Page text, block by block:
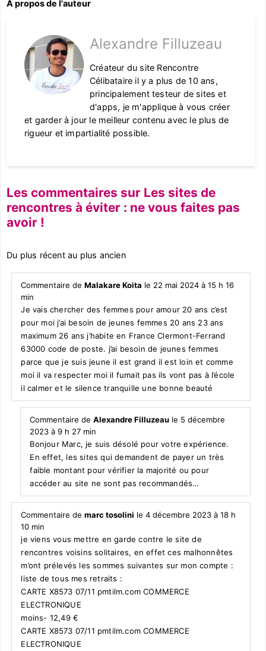
A propos de l'auteur
Alexandre Filluzeau
Créateur du site Rencontre
Célibataire il y a plus de 10 ans,
principalement testeur de sites et
d'apps, je m'applique à vous créer
et garder à jour le meilleur contenu avec le plus de
rigueur et impartialité possible.
Les commentaires sur Les sites de
rencontres à éviter : ne vous faites pas
avoir !
Du plus récent au plus ancien
Commentaire deMalakare Koita le 22 mai 2024 à 15 h 16
min
Je vais chercher des femmes pour amour 20 ans c’est
pour moi j’ai besoin de jeunes femmes 20 ans 23 ans
maximum 26 ans j’habite en France Clermont-Ferrand
63000 code de poste. j’ai besoin de jeunes femmes
parce que je suis jeune il est grand il est loin et comme
moi il va respecter moi il fumait pas ils vont pas à l’école
il calmer et le silence tranquille une bonne beauté
Commentaire deAlexandre Filluzeau le 5 décembre
2023 à 9 h 27 min
Bonjour Marc, je suis désolé pour votre expérience.
En effet, les sites qui demandent de payer un très
faible montant pour vérifier la majorité ou pour
accéder au site ne sont pas recommandés…
Commentaire demarc tosolini le 4 décembre 2023 à 18 h
10 min
je viens vous mettre en garde contre le site de
rencontres voisins solitaires, en effet ces malhonnêtes
m’ont prélevés les sommes suivantes sur mon compte :
liste de tous mes retraits :
CARTE X8573 07/11 pmtilm.com COMMERCE
ELECTRONIQUE
moins- 12,49 €
CARTE X8573 07/11 pmtilm.com COMMERCE
ELECTRONIQUE